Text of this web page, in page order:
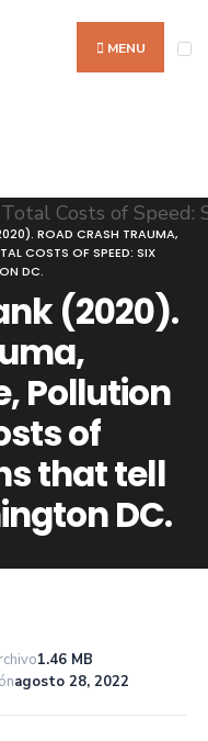
MENU
ROAD CRASH TRAUMA,
COSTS OF SPEED: SIX
DC.
(2020).
Pollution
of
that tell
DC.
1.46 MB
agosto 28, 2022